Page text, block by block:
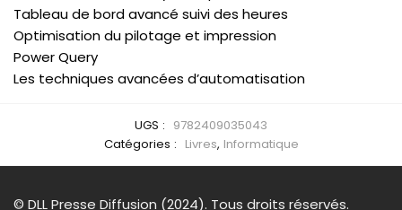
Tableau de bord avancé suivi des heures
Optimisation du pilotage et impression
Power Query
Les techniques avancées d’automatisation
UGS : 9782409035043
Catégories : Livres, Informatique
© DLL Presse Diffusion (2024). Tous droits réservés.